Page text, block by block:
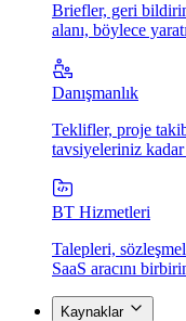
Briefler, geri
alanı, böylece
Danışmanlık
Teklifler, proje
tavsiyeleriniz
BT Hizmetleri
Talepleri,
SaaS aracını
Kaynaklar